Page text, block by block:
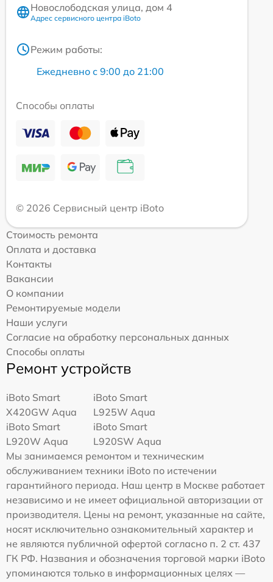
Новослободская улица, дом 4
Адрес сервисного центра iBoto
Режим работы:
Ежедневно с 9:00 до 21:00
Способы оплаты
© 2026 Сервисный центр iBoto
Стоимость ремонта
Оплата и доставка
Контакты
Вакансии
О компании
Ремонтируемые модели
Наши услуги
Согласие на обработку персональных данных
Способы оплаты
Ремонт устройств
iBoto Smart
Х420GW Aqua
iBoto Smart
L925W Aqua
iBoto Smart
L920W Aqua
iBoto Smart
L920SW Aqua
Мы занимаемся ремонтом и техническим
обслуживанием техники iBoto по истечении
гарантийного периода. Наш центр в Москве работает
независимо и не имеет официальной авторизации от
производителя. Цены на ремонт, указанные на сайте,
носят исключительно ознакомительный характер и
не являются публичной офертой согласно п. 2 ст. 437
ГК РФ. Названия и обозначения торговой марки iBoto
упоминаются только в информационных целях —